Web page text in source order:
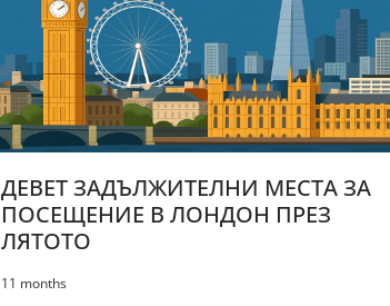
ДЕВЕТ ЗАДЪЛЖИТЕЛНИ МЕСТА ЗА
ПОСЕЩЕНИЕ В ЛОНДОН ПРЕЗ
ЛЯТОТО
11 months